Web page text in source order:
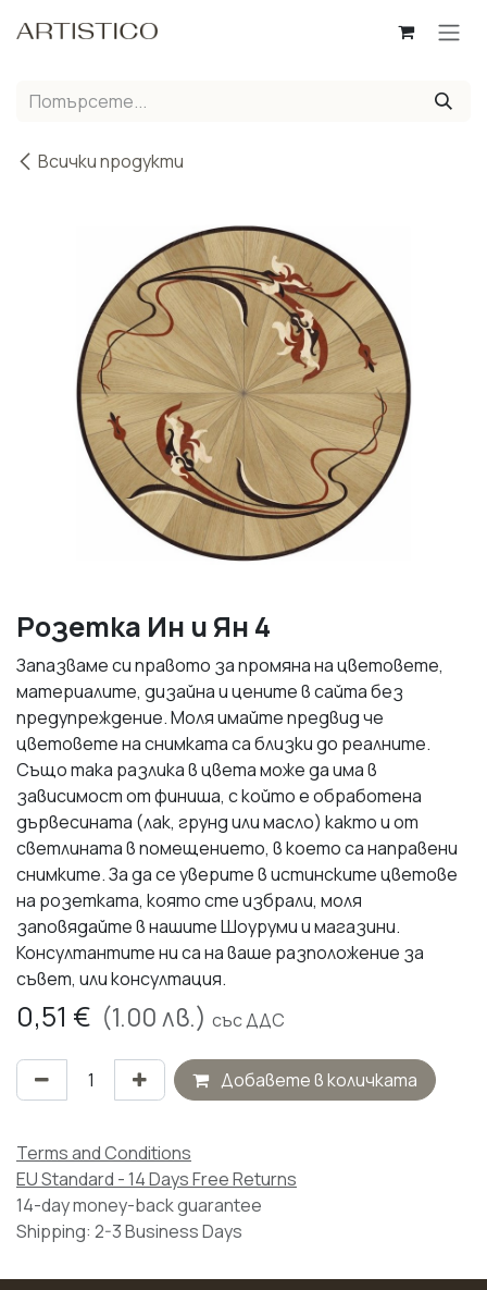
Всички продукти
Розетка Ин и Ян 4
Запазваме си правото за промяна на цветовете,
материалите, дизайна и цените в сайта без
предупреждение. Моля имайте предвид че
цветовете на снимката са близки до реалните.
Също така разлика в цвета може да има в
зависимост от финиша, с който е обработена
дървесината (лак, грунд или масло) както и от
светлината в помещението, в което са направени
снимките. За да се уверите в истинските цветове
на розетката, която сте избрали, моля
заповядайте в нашите Шоуруми и магазини.
Консултантите ни са на ваше разположение за
съвет, или консултация.
0,51 € (1.00лв.) със ДДС
Добавете в количката
Terms and Conditions
EU Standard - 14 Days Free Returns
14-day money-back guarantee
Shipping: 2-3 Business Days